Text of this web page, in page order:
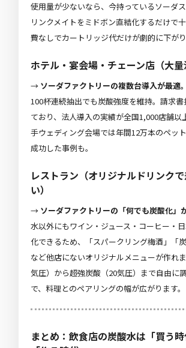
使用量が少ないなら、今持っているソーダ
リンクメイトをミドボン直結化するだけで
費なしでカートリッジ代だけが劇的に下がり
ホテル・宴会場・チェーン店（大量
→ ソーダファクトリーの複数台導入が最適。
100杯連続抽出でも炭酸強度を維持。請求
ており、法人導入の実績が全国1,000店舗以
手ウェディング会場では年間12万本のペッ
成功した事例も。
レストラン（オリジナルドリンク
い）
→ ソーダファクトリーの「何でも炭酸化」
水以外にもワイン・ジュース・コーヒー・
化できるため、「スパークリング梅酒」「炭
など他店にないオリジナルメニューが作れ
気圧）から超強炭酸（20気圧）まで自由に
で、料理とのペアリングの幅が広がります。
まとめ：飲食店の炭酸水は「買う